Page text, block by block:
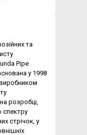
та
Pipe
у 1998
розробці,
спектру
стрічок, у